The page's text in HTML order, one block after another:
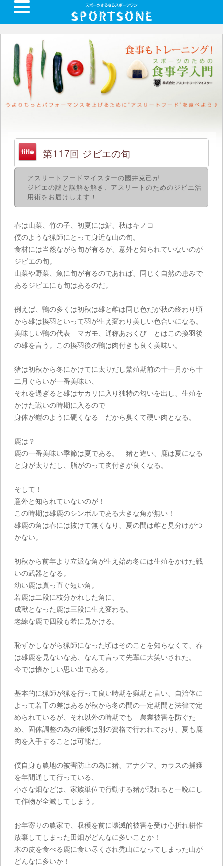
第117回 ジビエの旬
アスリートフードマイスターの國井克己が
ジビエの謎と誤解を解き、アスリートのためのジビエ活
用術をお届けします！
春は山菜、竹の子、初夏には鮎、秋はキノコ
僕のような猟師にとって身近な山の旬。
食材には当然ながら旬が有るが、意外と知られていないのが
ジビエの旬。
山菜や野菜、魚に旬が有るのであれば、同じく自然の恵みで
あるジビエにも旬はあるのだ。
例えば、鴨の多くは初秋は雄と雌は同じ色だが秋の終わり頃
から雄は換羽といって羽が生え変わり美しい色合いになる。
美味しい鴨の代表 マガモ、通称あおくび とはこの換羽後
の雄を言う。この換羽後の鴨は肉付きも良く美味い。
猪は初秋から冬にかけてに太りだし繁殖期前の十一月から十
二月ぐらいが一番美味い、
それを過ぎると雄はサカリに入り独特の匂いを出し、生殖を
かけた戦いの時期に入るので
身体が鎧のように硬くなる だから臭くて硬い肉となる。
鹿は？
鹿の一番美味い季節は夏である。 猪と違い、鹿は夏になる
と身が太りだし、脂がのって肉付きが良くなる。
そして！
意外と知られていないのが！
この時期は雄鹿のシンボルである大きな角が無い！
雄鹿の角は春には抜けて無くなり、夏の間は雌と見分けがつ
かない。
初秋から前年より立派な角が生え始め冬には生殖をかけた戦
いの武器となる。
幼い鹿は真っ直ぐ短い角。
若鹿は二段に枝分かれした角に、
成獸となった鹿は三段に生え変わる。
老練な鹿で四段も希に見かける。
恥ずかしながら猟師になった頃はそのことを知らなくて、春
は雄鹿を見ないなあ、なんて言って先輩に大笑いされた。
今では懐かしい思い出である。
基本的に猟師が猟を行って良い時期を猟期と言い、自治体に
よって若干の差はあるが秋から冬の間の一定期間と法律で定
められているが、それ以外の時期でも 農業被害を防ぐた
め、固体調整の為の捕獲は別の資格で行われており、夏も鹿
肉を入手することは可能だ。
僕自身も農地の被害防止の為に猪、アナグマ、カラスの捕獲
を年間通して行っている、
小さな畑などは、家族単位で行動する猪が現れると一晩にし
て作物が全滅してしまう。
お年寄りの農家で、収穫を前に壊滅的被害を受け心折れ耕作
放棄してしまった田畑がどんなに多いことか！
木の皮を食べる鹿に食い尽くされ禿山になってしまった山が
どんなに多いか！